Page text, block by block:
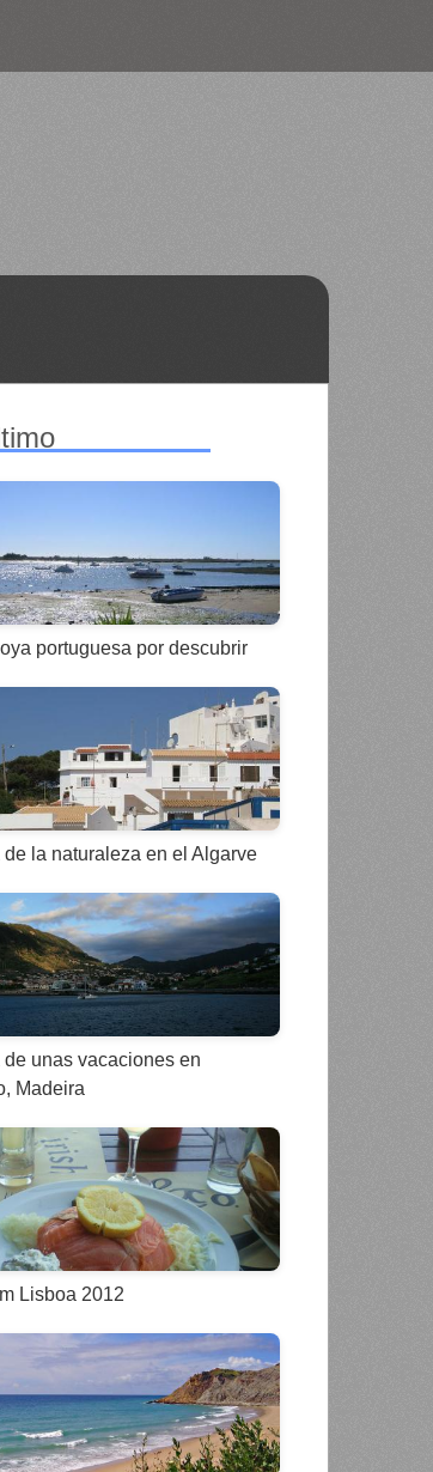
portuguesa por descubrir
de la naturaleza en el Algarve
de unas vacaciones en
Madeira
Lisboa 2012